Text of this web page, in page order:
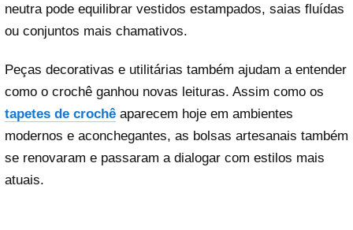
neutra pode equilibrar vestidos estampados, saias fluídas
ou conjuntos mais chamativos.
Peças decorativas e utilitárias também ajudam a entender
como o crochê ganhou novas leituras. Assim como os
tapetes de crochê aparecem hoje em ambientes
modernos e aconchegantes, as bolsas artesanais também
se renovaram e passaram a dialogar com estilos mais
atuais.